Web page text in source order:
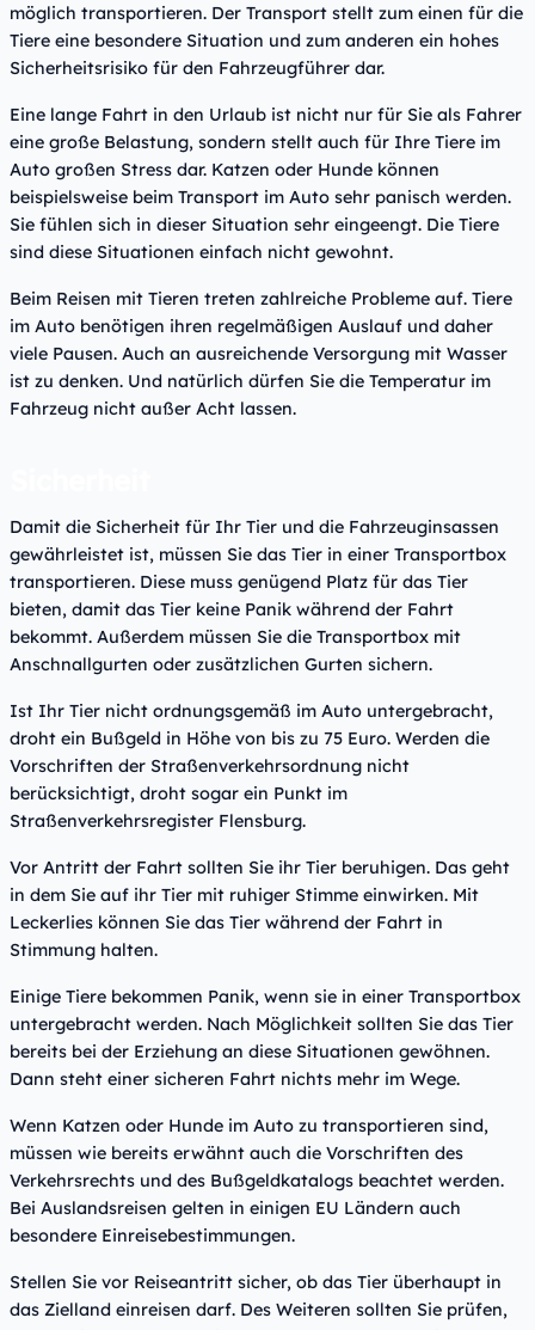
möglich transportieren. Der Transport stellt zum einen für die
Tiere eine besondere Situation und zum anderen ein hohes
Sicherheitsrisiko für den Fahrzeugführer dar.
Eine lange Fahrt in den Urlaub ist nicht nur für Sie als Fahrer
eine große Belastung, sondern stellt auch für Ihre Tiere im
Auto großen Stress dar. Katzen oder Hunde können
beispielsweise beim Transport im Auto sehr panisch werden.
Sie fühlen sich in dieser Situation sehr eingeengt. Die Tiere
sind diese Situationen einfach nicht gewohnt.
Beim Reisen mit Tieren treten zahlreiche Probleme auf. Tiere
im Auto benötigen ihren regelmäßigen Auslauf und daher
viele Pausen. Auch an ausreichende Versorgung mit Wasser
ist zu denken. Und natürlich dürfen Sie die Temperatur im
Fahrzeug nicht außer Acht lassen.
Damit die Sicherheit für Ihr Tier und die Fahrzeuginsassen
gewährleistet ist, müssen Sie das Tier in einer Transportbox
transportieren. Diese muss genügend Platz für das Tier
bieten, damit das Tier keine Panik während der Fahrt
bekommt. Außerdem müssen Sie die Transportbox mit
Anschnallgurten oder zusätzlichen Gurten sichern.
Ist Ihr Tier nicht ordnungsgemäß im Auto untergebracht,
droht ein Bußgeld in Höhe von bis zu 75 Euro. Werden die
Vorschriften der Straßenverkehrsordnung nicht
berücksichtigt, droht sogar ein Punkt im
Straßenverkehrsregister Flensburg.
Vor Antritt der Fahrt sollten Sie ihr Tier beruhigen. Das geht
in dem Sie auf ihr Tier mit ruhiger Stimme einwirken. Mit
Leckerlies können Sie das Tier während der Fahrt in
Stimmung halten.
Einige Tiere bekommen Panik, wenn sie in einer Transportbox
untergebracht werden. Nach Möglichkeit sollten Sie das Tier
bereits bei der Erziehung an diese Situationen gewöhnen.
Dann steht einer sicheren Fahrt nichts mehr im Wege.
Wenn Katzen oder Hunde im Auto zu transportieren sind,
müssen wie bereits erwähnt auch die Vorschriften des
Verkehrsrechts und des Bußgeldkatalogs beachtet werden.
Bei Auslandsreisen gelten in einigen EU Ländern auch
besondere Einreisebestimmungen.
Stellen Sie vor Reiseantritt sicher, ob das Tier überhaupt in
das Zielland einreisen darf. Des Weiteren sollten Sie prüfen,